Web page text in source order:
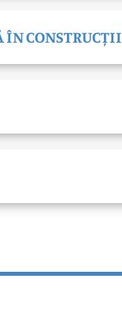
CONSTRUCȚII